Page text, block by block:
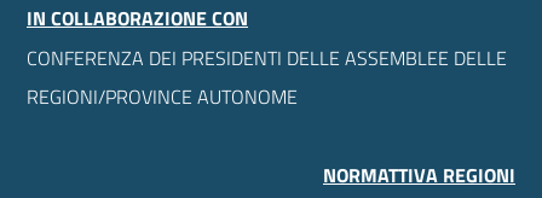
IN COLLABORAZIONE CON
CONFERENZA DEI PRESIDENTI DELLE ASSEMBLEE DELLE
REGIONI/PROVINCE AUTONOME
NORMATTIVA REGIONI